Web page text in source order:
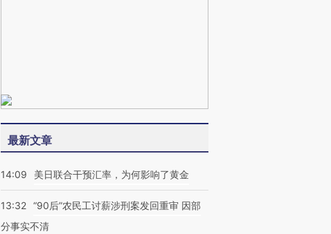
最新文章
14:09 美日联合干预汇率，为何影响了黄金
13:32 “90后”农民工讨薪涉刑案发回重审 因部
分事实不清